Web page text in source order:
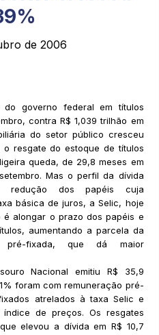
de 2006
do governo federal em títulos
contra R$ 1,039 trilhão em
do setor público cresceu
resgate do estoque de títulos
queda, de 29,8 meses em
Mas o perfil da dívida
redução dos papéis cuja
básica de juros, a Selic, hoje
é alongar o prazo dos papéis e
aumentando a parcela da
pré-fixada, que dá maior
Nacional emitiu R$ 35,9
foram com remuneração pré-
atrelados à taxa Selic e
de preços. Os resgates
elevou a dívida em R$ 10,7